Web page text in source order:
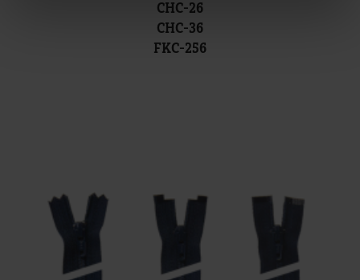
CHC-26
CHC-36
FKC-256